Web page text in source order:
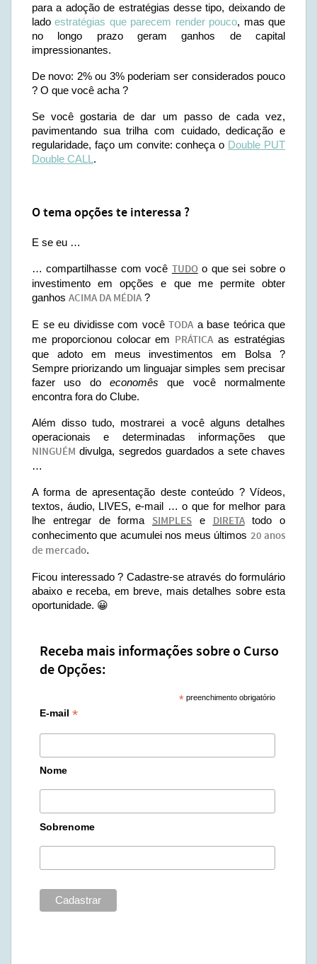
para a adoção de estratégias desse tipo, deixando de
ladoestratégias que parecem render pouco, mas que
no longo prazo geram ganhos de capital
impressionantes.
De novo: 2% ou 3% poderiam ser considerados pouco
? O que você acha ?
Se você gostaria de dar um passo de cada vez,
pavimentando sua trilha com cuidado, dedicação e
regularidade, faço um convite: conheça o Double PUT
Double CALL .
O tema opções te interessa ?
E se eu …
… compartilhasse com você TUDOo que sei sobre o
investimento em opções e que me permite obter
ganhos ACIMA DA MÉDIA ?
E se eu dividisse com você TODA a base teórica que
me proporcionou colocar em PRÁTICA as estratégias
que adoto em meus investimentos em Bolsa ?
Sempre priorizando um linguajar simples sem precisar
fazer uso do economês que você normalmente
encontra fora do Clube.
Além disso tudo, mostrarei a você alguns detalhes
operacionais e determinadas informações que
NINGUÉM divulga, segredos guardados a sete chaves
…
A forma de apresentação deste conteúdo ? Vídeos,
textos, áudio, LIVES, e-mail … o que for melhor para
lhe entregar de forma SIMPLES e DIRETAtodo o
conhecimento que acumulei nos meus últimos 20 anos
de mercado.
Ficou interessado ? Cadastre-se através do formulário
abaixo e receba, em breve, mais detalhes sobre esta
oportunidade. 😀
Receba mais informações sobre o Curso
de Opções:
* preenchimento obrigatório
E-mail *
Nome
Sobrenome